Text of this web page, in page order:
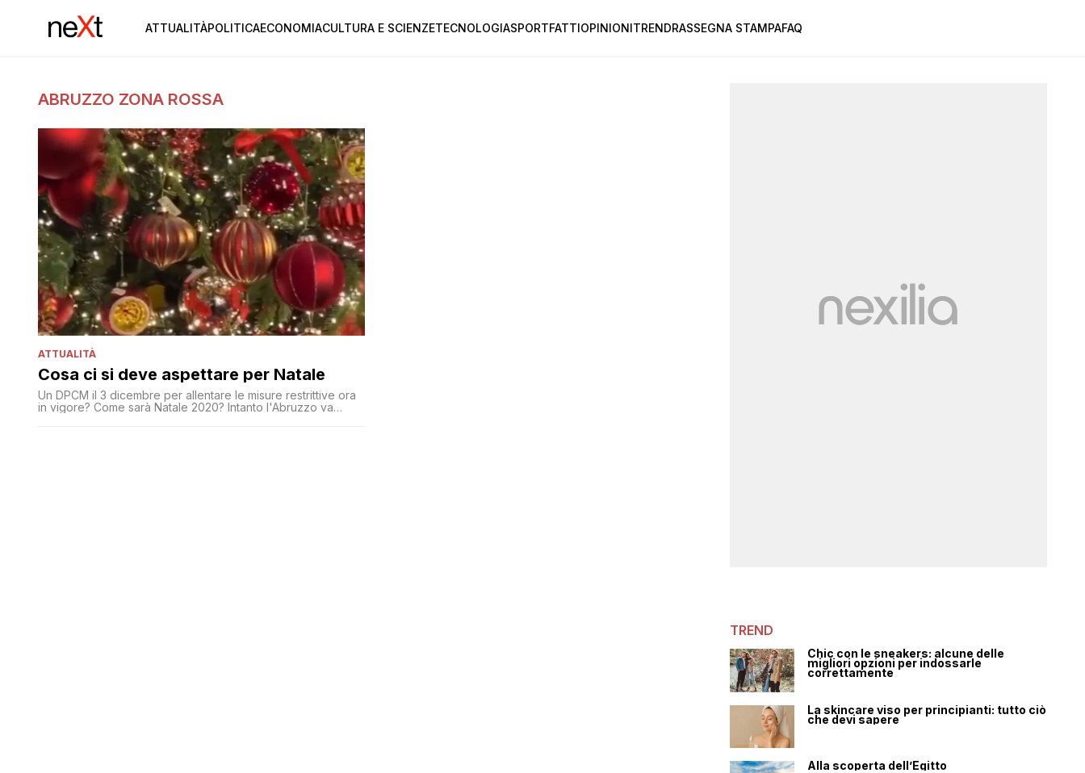
ATTUALITÀPOLITICAECONOMIACULTURA E SCIENZETECNOLOGIASPORTFATTIOPINIONITRENDRASSEGNA STAMPAFAQ
ABRUZZO ZONA ROSSA
ATTUALITÀ
Cosa ci si deve aspettare per Natale
Un DPCM il 3 dicembre per allentare le misure restrittive ora
in vigore? Come sarà Natale 2020? Intanto l'Abruzzo va
TREND
Chic con le sneakers: alcune delle
migliori opzioni per indossarle
correttamente
La skincare viso per principianti: tutto ciò
che devi sapere
Alla scoperta dell’Egitto